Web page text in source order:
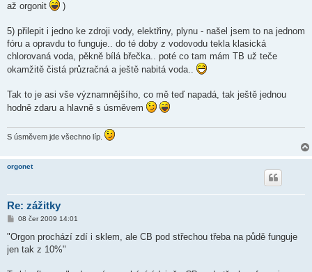
až orgonit
)
5) přilepit i jedno ke zdroji vody, elektřiny, plynu - našel jsem to na jednom
fóru a opravdu to funguje.. do té doby z vodovodu tekla klasická
chlorovaná voda, pěkně bílá břečka.. poté co tam mám TB už teče
okamžitě čistá průzračná a ještě nabitá voda..
Tak to je asi vše významnějšího, co mě teď napadá, tak ještě jednou
hodně zdaru a hlavně s úsměvem
S úsměvem jde všechno líp.
orgonet
Re: zážitky
P
í
p
08 čer 2009 14:01
"Orgon prochází zdí i sklem, ale CB pod střechou třeba na půdě funguje
jen tak z 10%"